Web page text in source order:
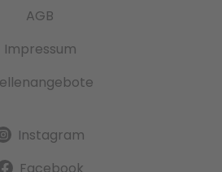
AGB
Impressum
Instagram
Facebook